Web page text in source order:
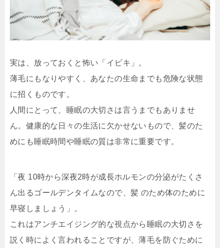
実は、放っておくと怖い「イビキ」。
薄毛にもなりやすく、あなたの生命までも危険な状態
に招くものです。
人間にとって、睡眠の大切さは言うまでもありませ
ん。健康的な日々の生活に欠かせないもので、髪のた
めにも睡眠時間や睡眠の質は非常に重要です。
「夜 10時から深夜2時が成長ホルモンの分泌がたくさ
ん出るゴールデンタイムなので、髪 のため体のために
早寝しましょう」。
これはアンチエイジング的な視点から睡眠の大切さを
説く時によく言われることですが、薄毛を防ぐために